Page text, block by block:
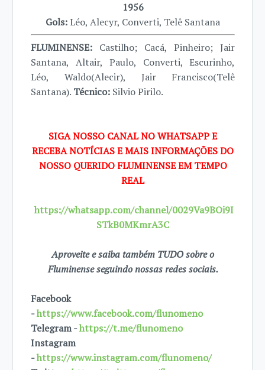
1956
Gols:Léo, Alecyr, Converti, Telê Santana
FLUMINENSE: Castilho; Cacá, Pinheiro; Jair
Santana, Altair, Paulo, Converti, Escurinho,
Léo, Waldo(Alecir), Jair Francisco(Telê
Santana). Técnico: Silvio Pirilo.
SIGA NOSSO CANAL NO WHATSAPP E
RECEBA NOTÍCIAS E MAIS INFORMAÇÕES DO
NOSSO QUERIDO FLUMINENSE EM TEMPO
REAL
https://whatsapp.com/channel/0029Va9BOi9I
STkB0MKmrA3C
Aproveite e saiba também TUDO sobre o
Fluminense seguindo nossas redes sociais.
Facebook
-https://www.facebook.com/flunomeno
Telegram -https://t.me/flunomeno
Instagram
-https://www.instagram.com/flunomeno/